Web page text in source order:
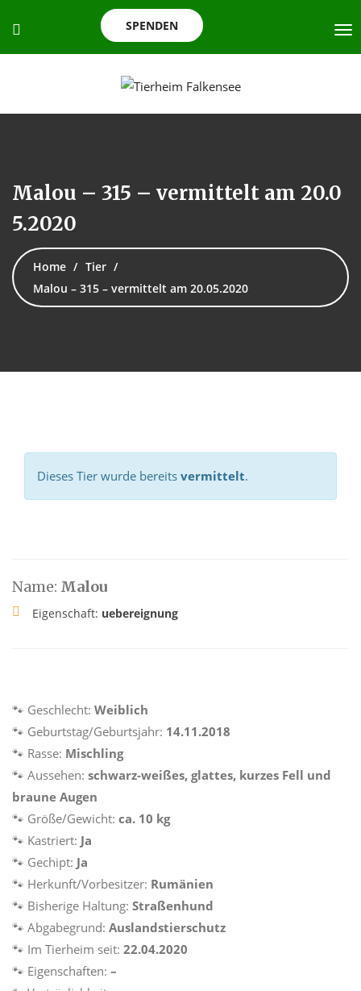
SPENDEN
Malou – 315 – vermittelt am 20.0
5.2020
Home
Tier
Malou – 315 – vermittelt am 20.05.2020
Dieses Tier wurde bereits vermittelt.
Name: Malou
Eigenschaft: uebereignung
🐾 Geschlecht: Weiblich
🐾 Geburtstag/Geburtsjahr: 14.11.2018
🐾 Rasse: Mischling
🐾 Aussehen: schwarz-weißes, glattes, kurzes Fell und
braune Augen
🐾 Größe/Gewicht: ca. 10 kg
🐾 Kastriert: Ja
🐾 Gechipt: Ja
🐾 Herkunft/Vorbesitzer: Rumänien
🐾 Bisherige Haltung: Straßenhund
🐾 Abgabegrund: Auslandstierschutz
🐾 Im Tierheim seit: 22.04.2020
🐾 Eigenschaften: –